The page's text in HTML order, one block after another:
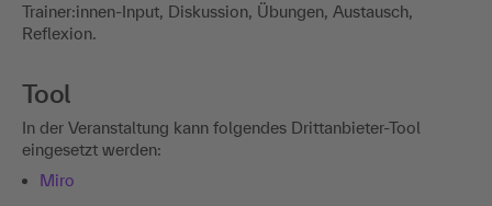
Trainer:innen-Input, Diskussion, Übungen, Austausch,
Reflexion.
Tool
In der Veranstaltung kann folgendes Drittanbieter-Tool
eingesetzt werden:
Miro